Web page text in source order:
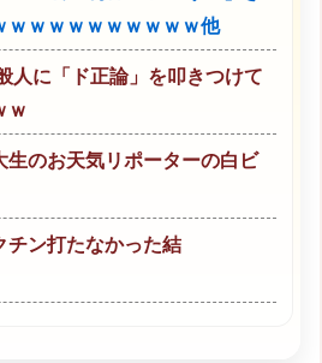
ｗｗｗｗｗｗｗｗｗｗ他
人に「ド正論」を叩きつけて
ｗ
生のお天気リポーターの白ビ
チン打たなかった結